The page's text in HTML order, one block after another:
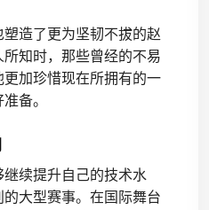
造了更为坚韧不拔的赵
知时，那些曾经的不易
加珍惜现在所拥有的一
备。
续提升自己的技术水
大型赛事。在国际舞台